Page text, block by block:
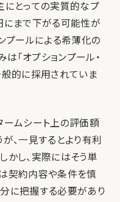
にとっての実質的なプ
にまで下がる可能性が
プールによる希薄化の
「オプションプール・
般的に採用されていま
ームシート上の評価額
、一見するとより有利
かし、実際にはそう単
契約内容や条件を慎
に把握する必要があり